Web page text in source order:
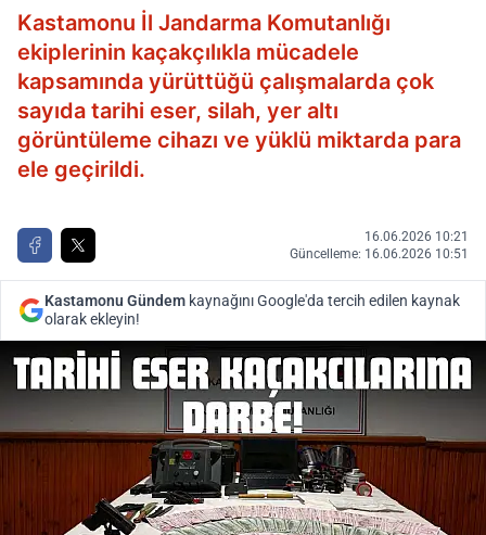
Kastamonu İl Jandarma Komutanlığı
ekiplerinin kaçakçılıkla mücadele
kapsamında yürüttüğü çalışmalarda çok
sayıda tarihi eser, silah, yer altı
görüntüleme cihazı ve yüklü miktarda para
ele geçirildi.
16.06.2026 10:21
Güncelleme: 16.06.2026 10:51
Kastamonu Gündem kaynağını Google'da tercih edilen kaynak
olarak ekleyin!